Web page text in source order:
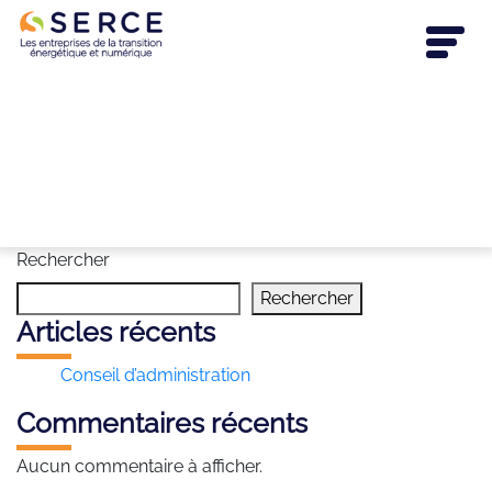
Rechercher
Rechercher
Articles récents
Conseil d’administration
Commentaires récents
Aucun commentaire à afficher.